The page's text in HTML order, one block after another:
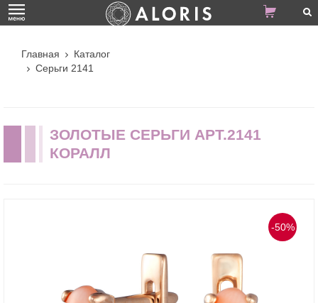
Главная
Каталог
Серьги 2141
ЗОЛОТЫЕ СЕРЬГИ АРТ.2141
КОРАЛЛ
-50%